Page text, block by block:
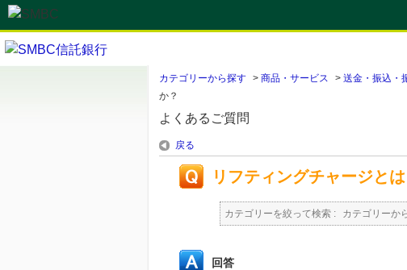
カテゴリーから探す > 商品・サービス > 送金・振込・
か？
よくあるご質問
戻る
リフティングチャージと
カテゴリーを絞って検索 : カテゴリーか
回答